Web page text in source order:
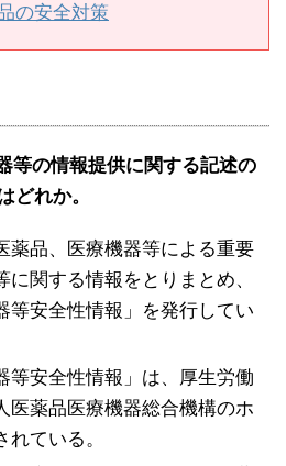
の安全対策
等の情報提供に関する記述の
どれか。
薬品、医療機器等による重要
関する情報をとりまとめ、
等安全性情報」を発行してい
等安全性情報」は、厚生労働
医薬品医療機器総合機構のホ
ている。